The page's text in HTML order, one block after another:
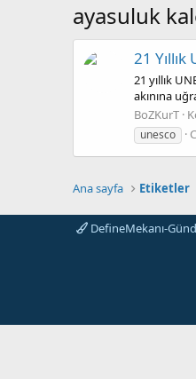
ayasuluk
21
21 yıllık
akınına
BoZKurT
unesco
Ana sayfa Etiketler
DefineMekanı-